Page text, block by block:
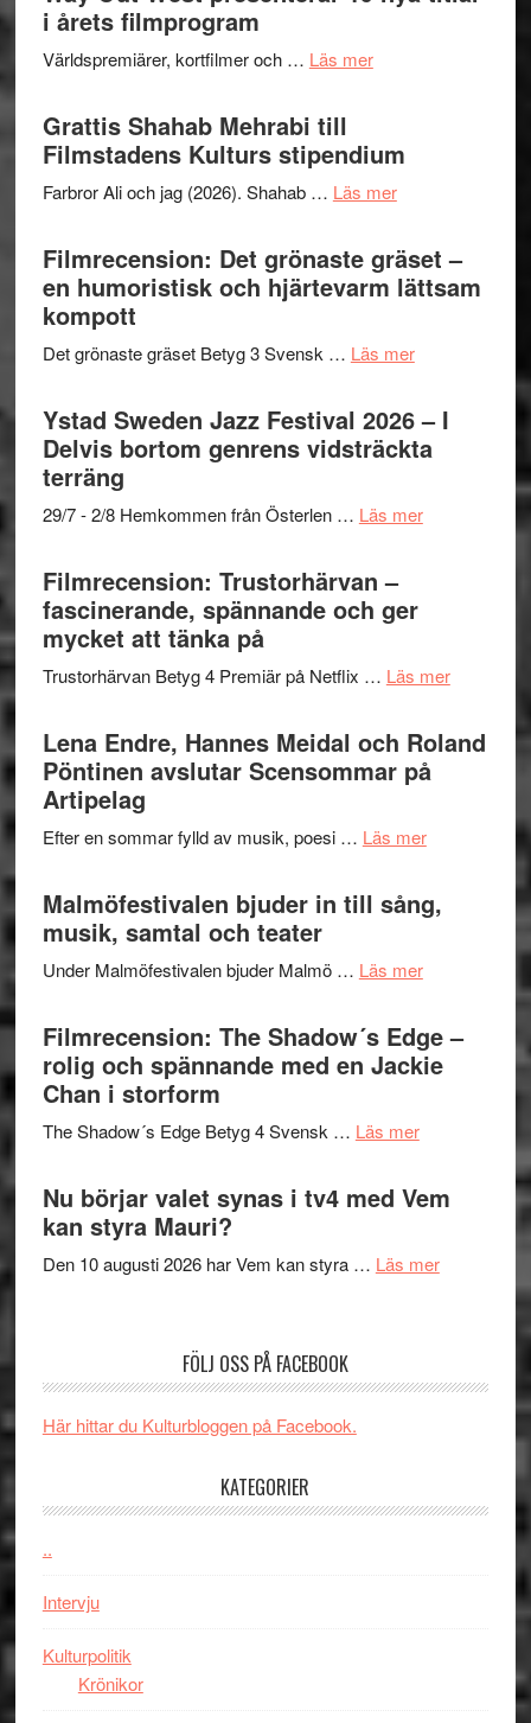
för
X-
I
Want
to
Believe
Vrach
Frankenshtey
med
Mulder
och
Dana
i årets filmprogram
Världspremiärer, kortfilmer och … Läs merom
presenterar
19
titlar
i
Grattis Shahab Mehrabi till
Filmstadens Kulturs stipendium
Farbror Ali och jag (2026). Shahab … Läs merom
Shahab
Mehrabi
till
Kulturs
Filmrecension: Det grönaste gräset –
en humoristisk och hjärtevarm lättsam
kompott
Det grönaste gräset Betyg 3 Svensk … Läs merom
Filmrecension:
Det
grönaste
gräset
en
hjärtevarm
Ystad Sweden Jazz Festival 2026 – I
Delvis bortom genrens vidsträckta
terräng
29/7 - 2/8 Hemkommen från Österlen … Läs merom
–
Delvis
bortom
terräng
Filmrecension: Trustorhärvan –
fascinerande, spännande och ger
mycket att tänka på
Trustorhärvan Betyg 4 Premiär på Netflix … Läs merom
–
Lena Endre, Hannes Meidal och Roland
Pöntinen avslutar Scensommar på
Artipelag
Efter en sommar fylld av musik, poesi … Läs merom
Hannes
Pöntinen
avslutar
Scensommar
Malmöfestivalen bjuder in till sång,
musik, samtal och teater
Under Malmöfestivalen bjuder Malmö … Läs merom
in
till
och
Filmrecension: The Shadow´s Edge –
rolig och spännande med en Jackie
Chan i storform
The Shadow´s Edge Betyg 4 Svensk … Läs merom
Shadow
Edge
spännande
Nu börjar valet synas i tv4 med Vem
kan styra Mauri?
Den 10 augusti 2026 har Vem kan styra … Läs merom
kan
FÖLJ OSS PÅ FACEBOOK
Här hittar du Kulturbloggen på Facebook.
KATEGORIER
..
Intervju
Kulturpolitik
Krönikor